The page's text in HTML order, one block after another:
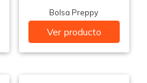
Bolsa Preppy
Ver producto